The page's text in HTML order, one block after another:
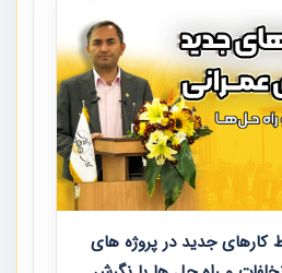
جدید در پروژه های